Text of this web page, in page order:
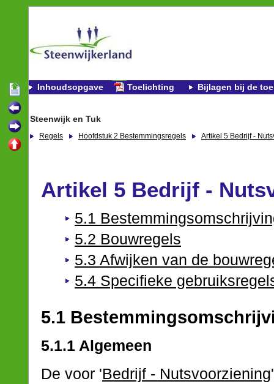
Steenwijk en Tuk
Regels Hoofdstuk 2 Bestemmingsregels Artikel 5 Bedrijf -
Inhoudsopgave Toelichting Bijlagen bij de
Artikel 5 Bedrijf -
5.1
5.2 Bouwregels
5.3 Afwijken van de
5.4 Specifieke
5.1
5.1.1 Algemeen
De voor 'Bedrijf - Nutsvoorziening